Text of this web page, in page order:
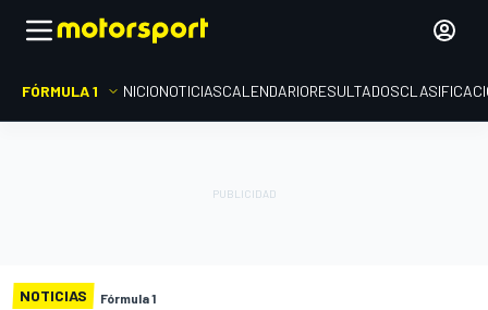
FÓRMULA 1 INICIONOTICIASCALENDARIORESULTADOS
NOTICIAS Fórmula 1